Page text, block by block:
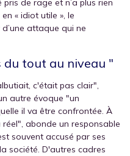
de rage et n’a plus rien
« idiot utile », le
attaque qui ne
du tout au niveau "
c'était pas clair",
autre évoque "un
il va être confrontée. À
abonde un responsable
souvent accusé par ses
société. D'autres cadres